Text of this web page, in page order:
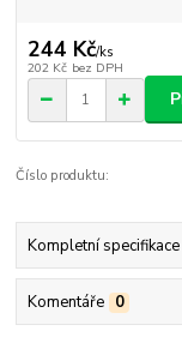
244 Kč/ks
202 Kč bez DPH
Číslo produktu:
Kompletní specifikace
Komentáře 0